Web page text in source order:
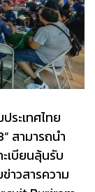
ระเทศไทย
สามารถนำ
เบียนลุ้นรับ
าวสารความ